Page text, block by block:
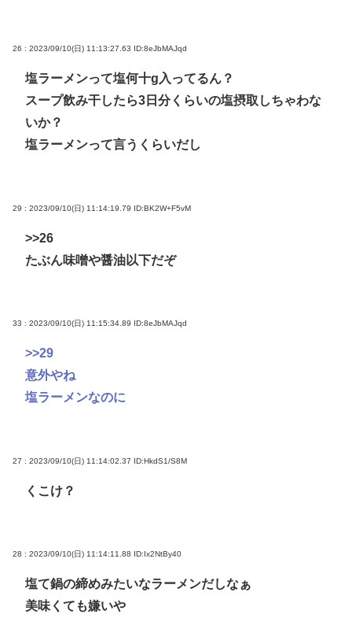
26 : 2023/09/10(日) 11:13:27.63 ID:8eJbMAJqd
塩ラーメンって塩何十g入ってるん？
スープ飲み干したら3日分くらいの塩摂取しちゃわな
いか？
塩ラーメンって言うくらいだし
29 : 2023/09/10(日) 11:14:19.79 ID:BK2W+F5vM
>>26
たぶん味噌や醤油以下だぞ
33 : 2023/09/10(日) 11:15:34.89 ID:8eJbMAJqd
>>29
意外やね
塩ラーメンなのに
27 : 2023/09/10(日) 11:14:02.37 ID:HkdS1/S8M
くこけ？
28 : 2023/09/10(日) 11:14:11.88 ID:Ix2NtBy40
塩て鍋の締めみたいなラーメンだしなぁ
美味くても嫌いや